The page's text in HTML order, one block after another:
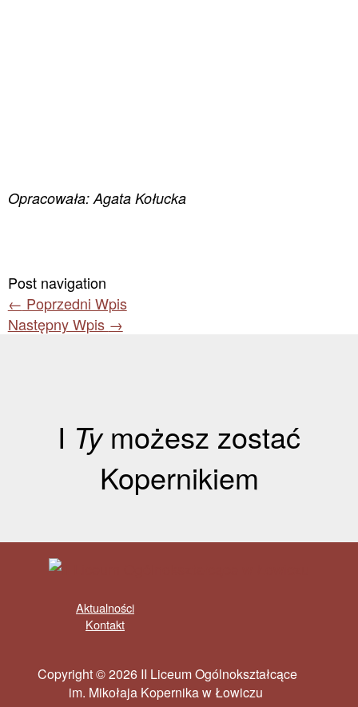
Opracowała: Agata Kołucka
Post navigation
← Poprzedni Wpis
Następny Wpis →
I Tymożesz zostać
Kopernikiem
Aktualności
Kontakt
Copyright © 2026 II Liceum Ogólnokształcące
im. Mikołaja Kopernika w Łowiczu